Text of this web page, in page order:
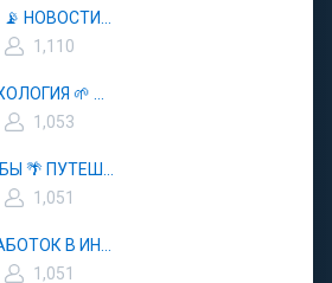
1,110
1,053
1,051
1,051